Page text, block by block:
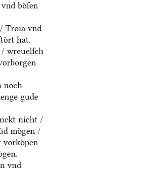
boͤſen
/ Troia vnd
hat.
wreuelſch
noch
gude
nicht /
moͤgen /
vorkoͤpen
vnd